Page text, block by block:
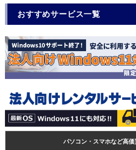
おすすめサービス一覧
パソコン・スマホなど高価